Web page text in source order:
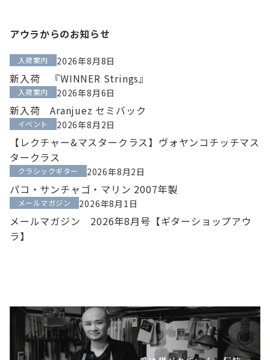
アウラからのお知らせ
2026年8月8日
入荷案内
新入荷 『WINNER Strings』
2026年8月6日
入荷案内
新入荷 Aranjuez セミバック
2026年8月2日
イベント
【レクチャー&マスタークラス】ヴォヤンコチッチマス
タークラス
2026年8月2日
クラシックギター
パコ・サンチャゴ・マリン 2007年製
2026年8月1日
メールマガジン
メールマガジン 2026年8月号【ギターショップアウ
ラ】